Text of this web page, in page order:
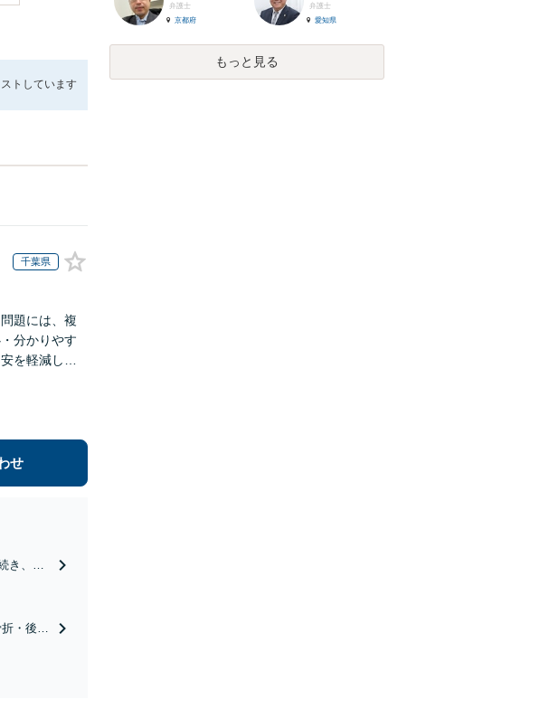
トしています
千葉県
題には、複
分かりやす
を軽減しま
せ
き、全
・後遺
弁護士
京都府
弁護士
愛知県
もっと見る